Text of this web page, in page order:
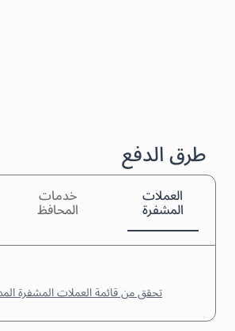
طرق الدفع
العملات
المشفرة
خدمات
المحافظ
تحقق من قائمة العملات المشفرة